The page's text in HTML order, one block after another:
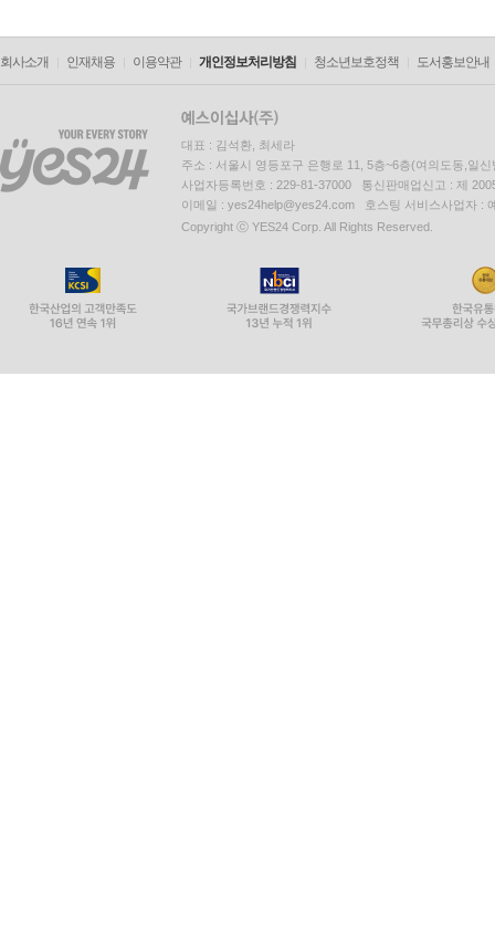
10.3 Conjugate Gradient Algorithm 151
10.4 Conjugate Gradient Algorithm for
11 Quasi-Newton Methods 159
회사소개 인재채용 이용약관 개인정보처리방침 청소년보호정책 도서홍보안내
대표 : 김석환, 최세라
주소 : 서울시 영등포구 은행로 11, 5층~6층(여의도동,일신
사업자등록번호 : 229-81-37000 통신판매업신고 : 제
이메일 : yes24help@yes24.com 호스팅 서비스사업자 :
Copyright ⓒ YES24 Corp. All Rights Reserved.